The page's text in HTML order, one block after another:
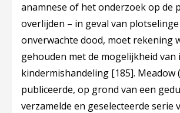
anamnese of het onderzoek op de
overlijden – in geval van
onverwachte dood, moet rekening
gehouden met de mogelijkheid
kindermishandeling [185]. Meadow (
publiceerde, op grond van een
verzamelde en geselecteerde serie